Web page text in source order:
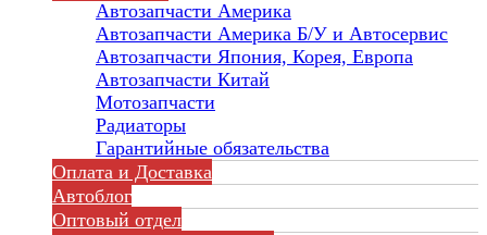
Автозапчасти Америка
Автозапчасти Америка Б/У и Автосервис
Автозапчасти Япония, Корея, Европа
Автозапчасти Китай
Мотозапчасти
Радиаторы
Гарантийные обязательства
Оплата и Доставка
Автоблог
Оптовый отдел